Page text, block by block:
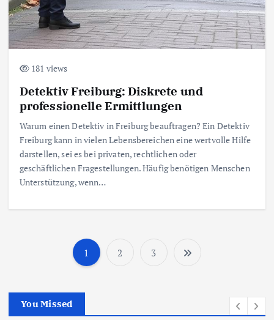
181 views
Detektiv Freiburg: Diskrete und
professionelle Ermittlungen
Warum einen Detektiv in Freiburg beauftragen? Ein Detektiv
Freiburg kann in vielen Lebensbereichen eine wertvolle Hilfe
darstellen, sei es bei privaten, rechtlichen oder
geschäftlichen Fragestellungen. Häufig benötigen Menschen
Unterstützung, wenn…
P
1 2 3
You Missed